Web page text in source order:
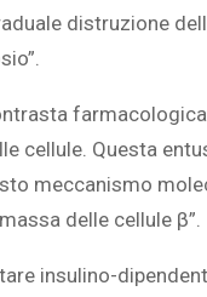
distruzione
cellule. Questa
meccanismo
delle cellule β”.
insulino-